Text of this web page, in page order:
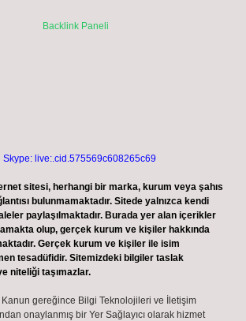
Skype: live:.cid.575569c608265c69
sitesi, herhangi bir marka, kurum veya şahıs
bulunmamaktadır. Sitede yalnızca kendi
paylaşılmaktadır. Burada yer alan içerikler
olup, gerçek kurum ve kişiler hakkında
Gerçek kurum ve kişiler ile isim
tesadüfidir. Sitemizdeki bilgiler taslak
niteliği taşımazlar.
Kanun gereğince Bilgi Teknolojileri ve İletişim
onaylanmış bir Yer Sağlayıcı olarak hizmet